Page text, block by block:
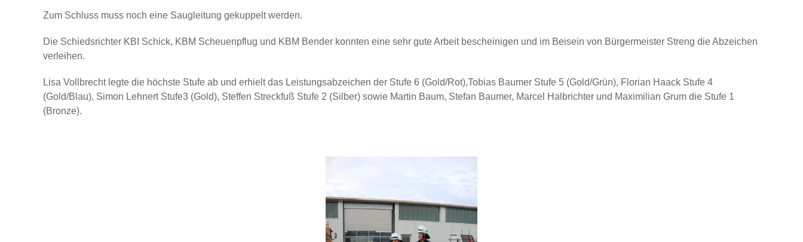
Zum Schluss muss noch eine Saugleitung gekuppelt werden.
Die Schiedsrichter KBI Schick, KBM Scheuenpflug und KBM Bender konnten eine sehr gute Arbeit bescheinigen und im Beisein von Bürgermeister Streng die Abzeichen
verleihen.
Lisa Vollbrecht legte die höchste Stufe ab und erhielt das Leistungsabzeichen der Stufe 6 (Gold/Rot),Tobias Baumer Stufe 5 (Gold/Grün), Florian Haack Stufe 4
(Gold/Blau), Simon Lehnert Stufe3 (Gold), Steffen Streckfuß Stufe 2 (Silber) sowie Martin Baum, Stefan Baumer, Marcel Halbrichter und Maximilian Grum die Stufe 1
(Bronze).